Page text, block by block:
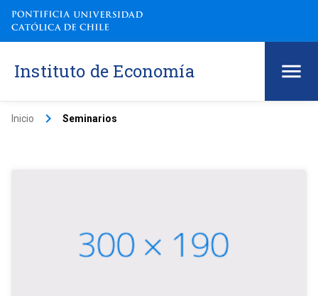
Instituto de Economía
Inicio keyboard_arrow_right Seminarios